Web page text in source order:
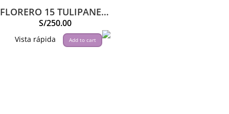
FLORERO 15 TULIPANES ROJOS
S/250.00
Vista rápida Add to cart